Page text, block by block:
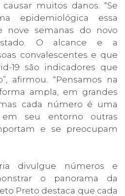
muitos danos. “Se
epidemiológica essa
nove semanas do novo
O alcance e a
convalescentes e que
19 são indicadores que
afirmou. “Pensamos na
ampla, em grandes
cada número é uma
seu entorno outras
e se preocupam
divulgue números e
o panorama da
Preto destaca que cada